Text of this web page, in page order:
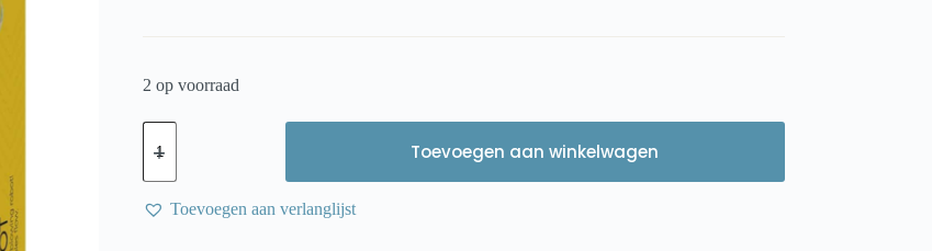
2 op voorraad
4M
KidzLabs
Robot
–
Bouw
Toevoegen aan winkelwagen
Toevoegen aan verlanglijst